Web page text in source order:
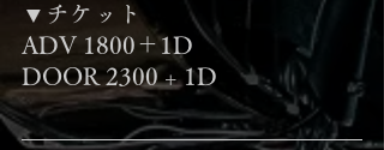
▼チケット
ADV 1800＋1D
DOOR 2300 + 1D